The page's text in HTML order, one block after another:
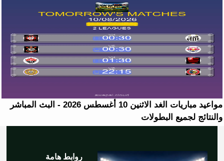
مواعيد مباريات الغد الاثنين 10 أغسطس 2026 - البث المباشر
والنتائج لجميع البطولات
روابط هامة